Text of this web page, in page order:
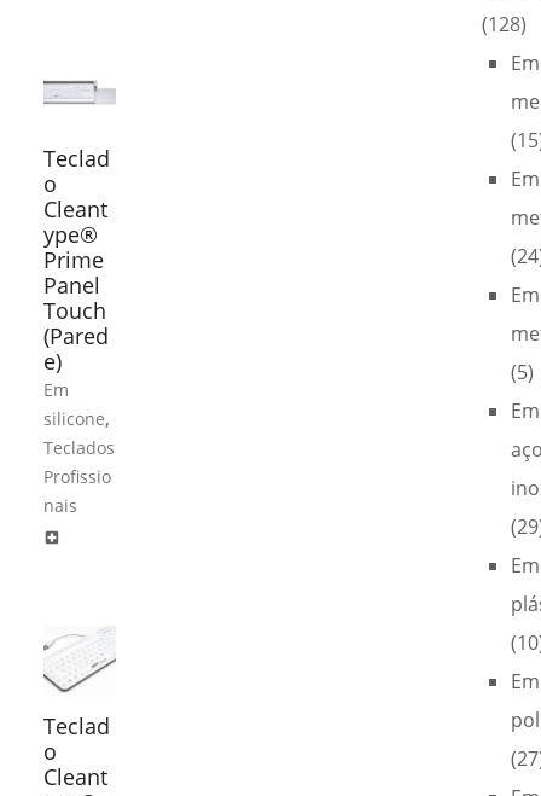
Teclad
o
Cleant
ype®
Prime
Panel
Touch
(Pared
e)
Em
silicone,
Teclados
Profissio
nais
local_hospital
Teclad
o
Cleant
(128)
Em
Em
Em
(5)
Em
Em
Em